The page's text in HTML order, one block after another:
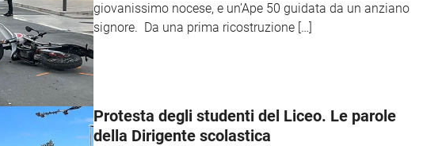
giovanissimo nocese, e un’Ape 50 guidata da un anziano
signore. Da una prima ricostruzione […]
Protesta degli studenti del Liceo. Le parole
della Dirigente scolastica